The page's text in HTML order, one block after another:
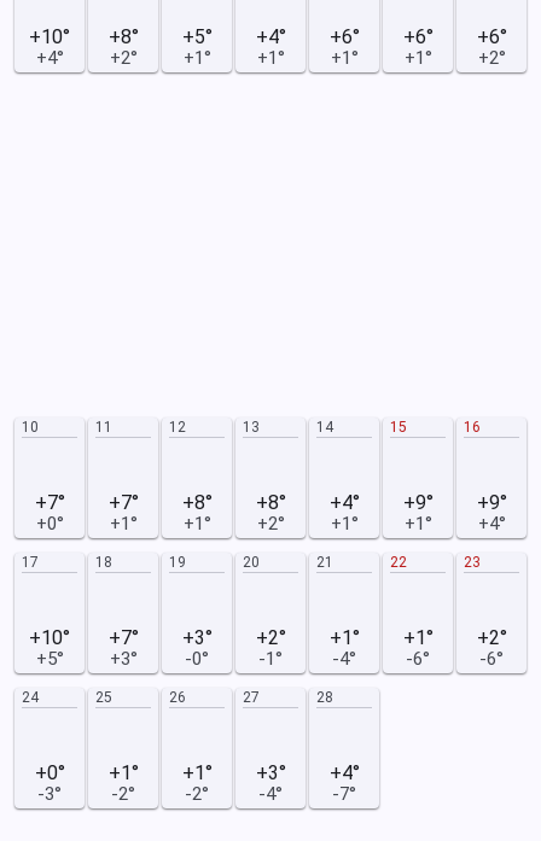
+10°
+4°
+8°
+2°
+5°
+1°
+4°
+1°
+6°
+1°
+6°
+1°
+6°
+2°
10
+7°
+0°
11
+7°
+1°
12
+8°
+1°
13
+8°
+2°
14
+4°
+1°
15
+9°
+1°
16
+9°
+4°
17
+10°
+5°
18
+7°
+3°
19
+3°
-0°
20
+2°
-1°
21
+1°
-4°
22
+1°
-6°
23
+2°
-6°
24
+0°
-3°
25
+1°
-2°
26
+1°
-2°
27
+3°
-4°
28
+4°
-7°